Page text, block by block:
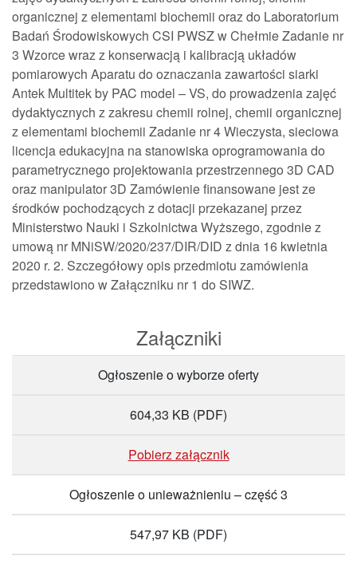
organicznej z elementami biochemii oraz do Laboratorium
Badań Środowiskowych CSI PWSZ w Chełmie Zadanie nr
3 Wzorce wraz z konserwacją i kalibracją układów
pomiarowych Aparatu do oznaczania zawartości siarki
Antek Multitek by PAC model – VS, do prowadzenia zajęć
dydaktycznych z zakresu chemii rolnej, chemii organicznej
z elementami biochemii Zadanie nr 4 Wieczysta, sieciowa
licencja edukacyjna na stanowiska oprogramowania do
parametrycznego projektowania przestrzennego 3D CAD
oraz manipulator 3D Zamówienie finansowane jest ze
środków pochodzących z dotacji przekazanej przez
Ministerstwo Nauki i Szkolnictwa Wyższego, zgodnie z
umową nr MNiSW/2020/237/DIR/DID z dnia 16 kwietnia
2020 r. 2. Szczegółowy opis przedmiotu zamówienia
przedstawiono w Załączniku nr 1 do SIWZ.
Załączniki
Ogłoszenie o wyborze oferty
604,33 KB (PDF)
Pobierz załącznik
Ogłoszenie o unieważnieniu – część 3
547,97 KB (PDF)